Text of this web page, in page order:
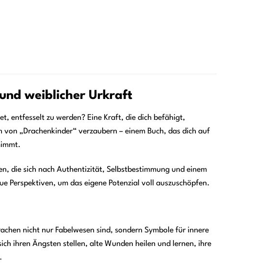
weiblicher Urkraft
entfesselt zu werden? Eine Kraft, die dich befähigt,
„Drachenkinder“ verzaubern – einem Buch, das dich auf
die sich nach Authentizität, Selbstbestimmung und einem
Perspektiven, um das eigene Potenzial voll auszuschöpfen.
nicht nur Fabelwesen sind, sondern Symbole für innere
ihren Ängsten stellen, alte Wunden heilen und lernen, ihre